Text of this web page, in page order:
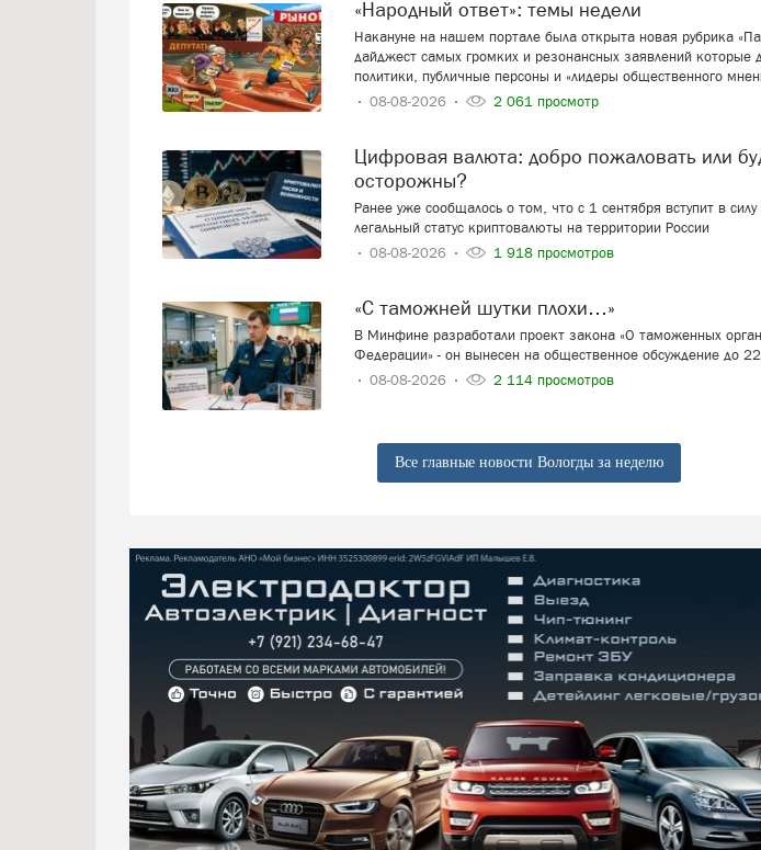
«Народный ответ»: темы недели
Накануне на нашем портале была открыта новая рубрика
дайджест самых громких и резонансных заявлений которые
политики, публичные персоны и «лидеры общественного
08-08-2026
2 061 просмотр
Цифровая валюта: добро пожаловать или будем
осторожны?
Ранее уже сообщалось о том, что с 1 сентября вступит в
легальный статус криптовалюты на территории России
08-08-2026
1 918 просмотров
«С таможней шутки плохи…»
В Минфине разработали проект закона «О таможенных
Федерации» - он вынесен на общественное обсуждение до 22
08-08-2026
2 114 просмотров
Все главные новости Вологды за неделю